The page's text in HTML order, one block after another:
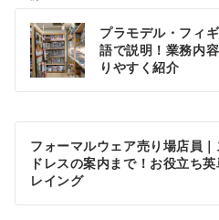
ビ
ン
プラモデル・フィ
語で説明！業務内
りやすく紹介
フォーマルウェア売り場店員
ドレスの案内まで！お役立ち
レイング